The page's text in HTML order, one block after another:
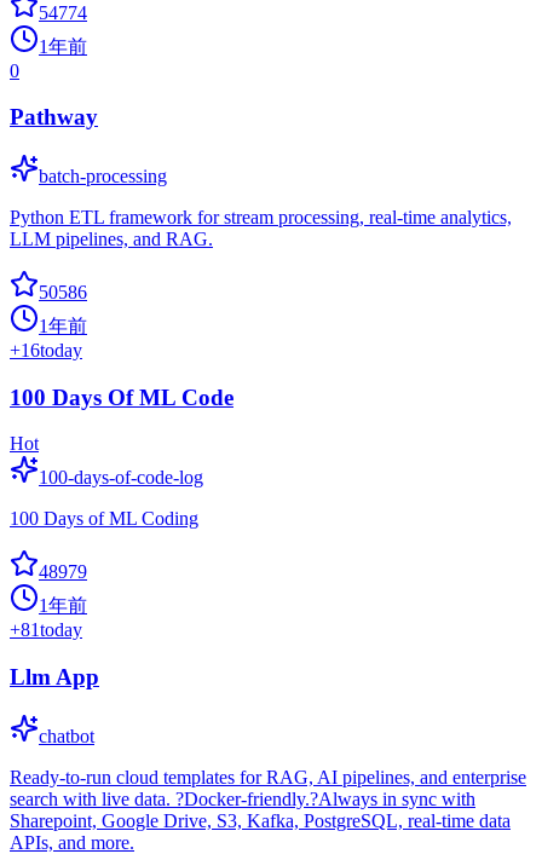
54774
1年前
0
Pathway
batch-processing
Python ETL framework for stream processing, real-time analytics,
LLM pipelines, and RAG.
50586
1年前
+16today
100 Days Of ML Code
Hot
100-days-of-code-log
100 Days of ML Coding
48979
1年前
+81today
Llm App
chatbot
Ready-to-run cloud templates for RAG, AI pipelines, and enterprise
search with live data. ?Docker-friendly.?Always in sync with
Sharepoint, Google Drive, S3, Kafka, PostgreSQL, real-time data
APIs, and more.